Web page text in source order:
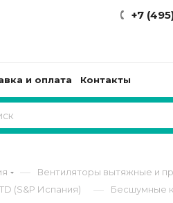
+7
и оплата Контакты
— Вентиляторы вытяжные и
(S&P Испания) — Бесшумные